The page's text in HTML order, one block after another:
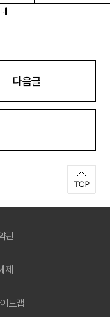
다음글
관
제
트맵